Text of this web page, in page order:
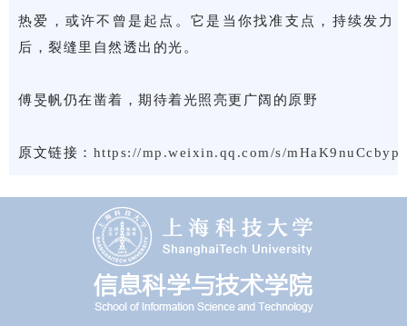
热爱，或许不曾是起点。它是当你找准支点，持续发力
后，裂缝里自然透出的光。
傅旻帆仍在凿着，期待着光照亮更广阔的原野
原文链接： https://mp.weixin.qq.com/s/